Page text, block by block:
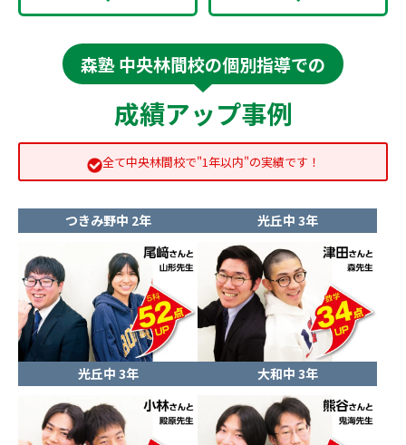
森塾 中央林間校の個別指導での
成績アップ事例
全て中央林間校で"1年以内"の実績です！
つきみ野中 2年 光丘中 3年
光丘中 3年 大和中 3年